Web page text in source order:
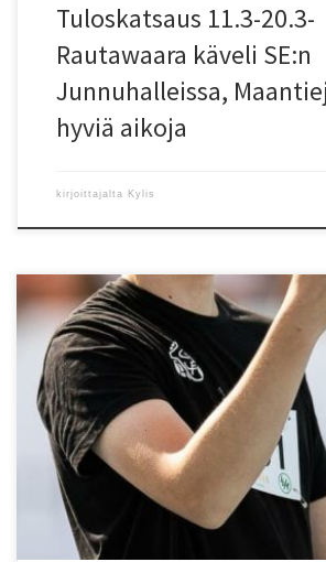
Tuloskatsaus 11.3-20.3-
Rautawaara käveli SE:n
Junnuhalleissa,
hyviä aikoja
kirjoittajalta Kylis
Viikonloppuna kilpailtiin kiekonheitossa ja
titteleistä. Vantaalaisseurojen urheilijat
mestaruutta. Porissa kiekonheiton
Kenttäurheilijat-58:n Mico Lampinen heitti 17-
mestariksi. Viikkoa aiemmin Lampinen voitti
mestaruuden. 15-vuotiaiden Suomen mestari
Iida Muukka. Voittotulos j?i vajaan metrin
Sivulan piirienn?tyksestä. Kes?ll? on